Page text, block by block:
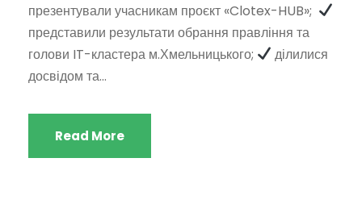
презентували учасникам проєкт «Clotex-HUB»;
представили результати обрання правління та
голови IT-кластера м.Хмельницького;
ділилися
досвідом та...
Read More